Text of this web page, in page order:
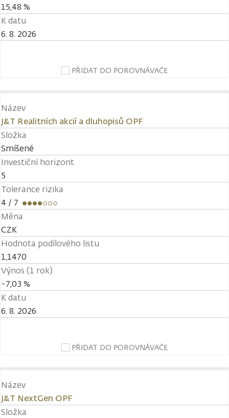
15,48 %
K datu
6. 8. 2026
PŘIDAT DO POROVNÁVAČE
Název
J&T Realitních akcií a dluhopisů OPF
Složka
Smíšené
Investiční horizont
5
Tolerance rizika
4 / 7
Měna
CZK
Hodnota podílového listu
1,1470
Výnos (1 rok)
-7,03 %
K datu
6. 8. 2026
PŘIDAT DO POROVNÁVAČE
Název
J&T NextGen OPF
Složka